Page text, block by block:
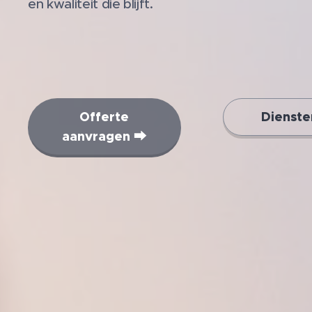
en kwaliteit die blijft.
Offerte
aanvragen ⮕